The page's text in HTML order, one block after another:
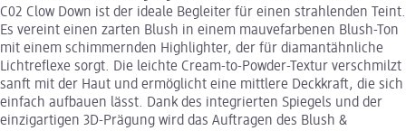
C02 Clow Down ist der ideale Begleiter für einen strahlenden Teint.
Es vereint einen zarten Blush in einem mauvefarbenen Blush-Ton
mit einem schimmernden Highlighter, der für diamantähnliche
Lichtreflexe sorgt. Die leichte Cream-to-Powder-Textur verschmilzt
sanft mit der Haut und ermöglicht eine mittlere Deckkraft, die sich
einfach aufbauen lässt. Dank des integrierten Spiegels und der
einzigartigen 3D-Prägung wird das Auftragen des Blush &